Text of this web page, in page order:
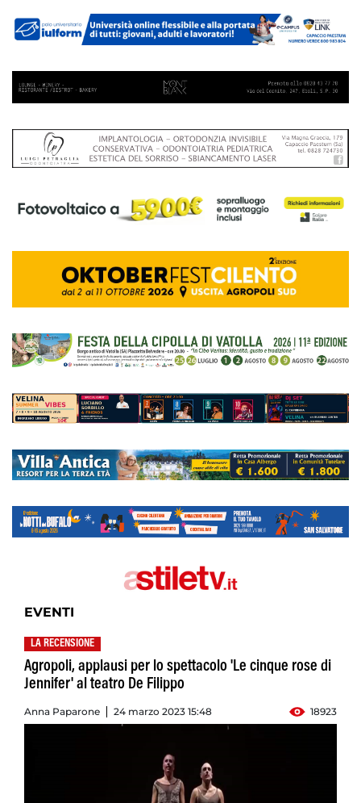
EVENTI
LA RECENSIONE
Agropoli, applausi per lo spettacolo 'Le cinque rose di
Jennifer' al teatro De Filippo
Anna Paparone 24 marzo 2023 15:48 18923